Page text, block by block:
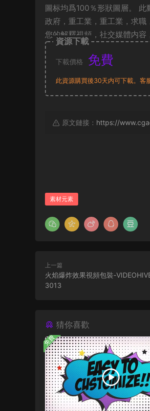
圖标均爲100％形狀圖層。 此
政府，重工業，重工業，求
您的解釋視頻，社交媒體内容
資源下載
下載價格 免費
此資源購買後30天内可下載。客
原文鏈接： https://
素材元素
上一篇
火焰爆炸效果視頻包裝-
3013
猜你喜歡
免費